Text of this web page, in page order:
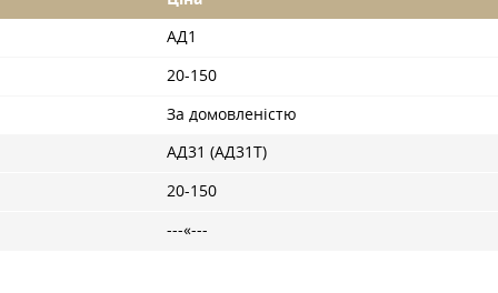
АД1
20-150
За домовленістю
АД31 (АД31Т)
20-150
---«---